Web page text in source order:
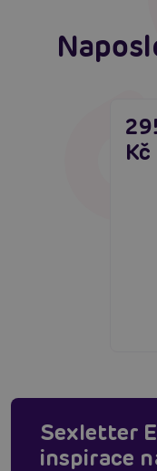
Kč
Sexletter
inspirace